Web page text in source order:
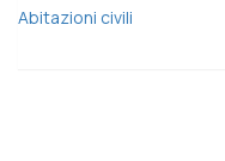
Abitazioni civili